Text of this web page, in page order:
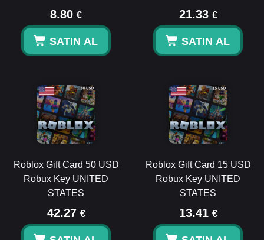
8.80 €
SATIN AL
21.33 €
SATIN AL
Roblox Gift Card 50 USD
Robux Key UNITED
STATES
42.27 €
Roblox Gift Card 15 USD
Robux Key UNITED
STATES
13.41 €